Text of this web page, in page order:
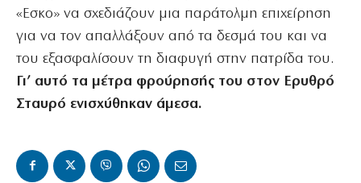
«Εσκο» να σχεδιάζουν μια παράτολμη επιχείρηση
για να τον απαλλάξουν από τα δεσμά του και να
του εξασφαλίσουν τη διαφυγή στην πατρίδα του.
Γι’ αυτό τα μέτρα φρούρησής του στον Ερυθρό
Σταυρό ενισχύθηκαν άμεσα.